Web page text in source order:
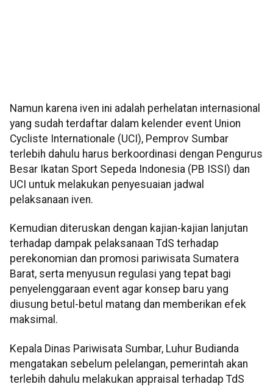
Namun karena iven ini adalah perhelatan internasional
yang sudah terdaftar dalam kelender event Union
Cycliste Internationale (UCI), Pemprov Sumbar
terlebih dahulu harus berkoordinasi dengan Pengurus
Besar Ikatan Sport Sepeda Indonesia (PB ISSI) dan
UCI untuk melakukan penyesuaian jadwal
pelaksanaan iven.
Kemudian diteruskan dengan kajian-kajian lanjutan
terhadap dampak pelaksanaan TdS terhadap
perekonomian dan promosi pariwisata Sumatera
Barat, serta menyusun regulasi yang tepat bagi
penyelenggaraan event agar konsep baru yang
diusung betul-betul matang dan memberikan efek
maksimal.
Kepala Dinas Pariwisata Sumbar, Luhur Budianda
mengatakan sebelum pelelangan, pemerintah akan
terlebih dahulu melakukan appraisal terhadap TdS